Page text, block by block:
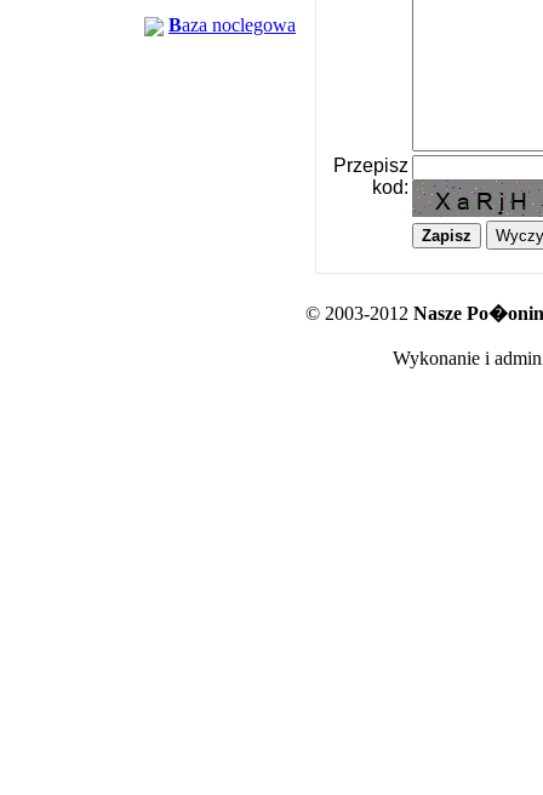
Baza noclegowa
Przepisz
kod:
© 2003-2012 Nasze
Wykonanie i